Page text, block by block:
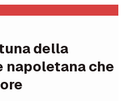
della
napoletana che